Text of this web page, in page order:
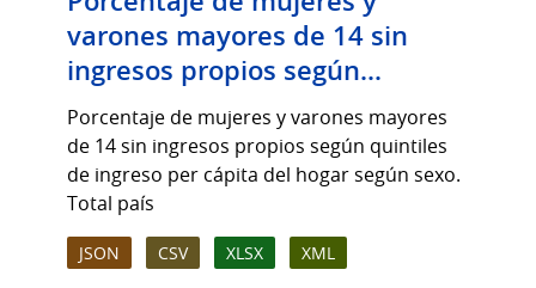
varones mayores de 14 sin
ingresos propios según...
Porcentaje de mujeres y varones mayores
de 14 sin ingresos propios según quintiles
de ingreso per cápita del hogar según sexo.
Total país
JSON CSV XLSX XML